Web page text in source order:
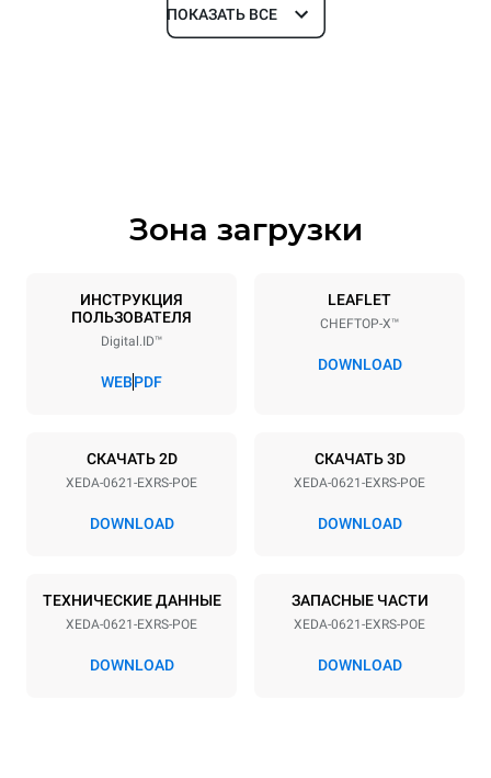
Размеры
Спецификации противней
6 GN 2/1
Расстояние между лотками
77 mm
Напряжение
3~
Příkon
Потребление в квт·ч и выбросы co2
ПОКАЗАТЬ ВСЕ
Зона загрузки
ИНСТРУКЦИЯ
ПОЛЬЗОВАТЕЛЯ
Digital.ID™
WEBPDF
LEAFLET
CHEFTOP-X™
DOWNLOAD
СКАЧАТЬ 2D
XEDA-0621-EXRS-POE
DOWNLOAD
СКАЧАТЬ 3D
XEDA-0621-EXRS-POE
DOWNLOAD
ТЕХНИЧЕСКИЕ ДАННЫЕ
XEDA-0621-EXRS-POE
DOWNLOAD
ЗАПАСНЫЕ ЧАСТИ
XEDA-0621-EXRS-POE
DOWNLOAD